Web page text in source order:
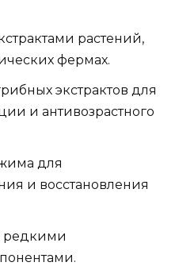
растений,
фермах.
экстрактов для
и антивозрастного
для
и восстановления
редкими